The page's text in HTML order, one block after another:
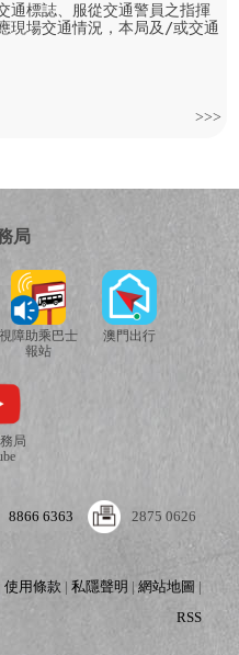
通標誌、服從交通警員之指揮
現場交通情況，本局及/或交通
>>>
局
視障助乘巴士
報站
澳門出行
局
8866 6363 2875 0626
|使用條款 |私隱聲明 |網站地圖 |
RSS